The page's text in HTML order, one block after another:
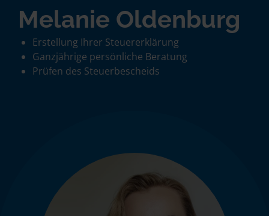
Melanie Oldenburg
Erstellung Ihrer Steuererklärung
Ganzjährige persönliche Beratung
Prüfen des Steuerbescheids